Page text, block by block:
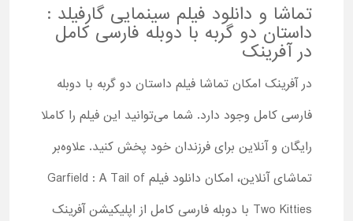
تماشا و دانلود فیلم سینمایی گارفیلد :
داستان دو گربه با دوبله فارسی کامل
در آفرینک
در آفرینک امکان تماشا فیلم داستان دو گربه با دوبله
فارسی کامل وجود دارد. شما می‌توانید این فیلم را کاملا
رایگان و آنلاین برای فرزندان خود پخش کنید. علاوه‌بر
تماشای آنلاین، امکان دانلود فیلم Garfield : A Tail of
Two Kitties با دوبله فارسی کامل از اپلیکیشن آفرینک